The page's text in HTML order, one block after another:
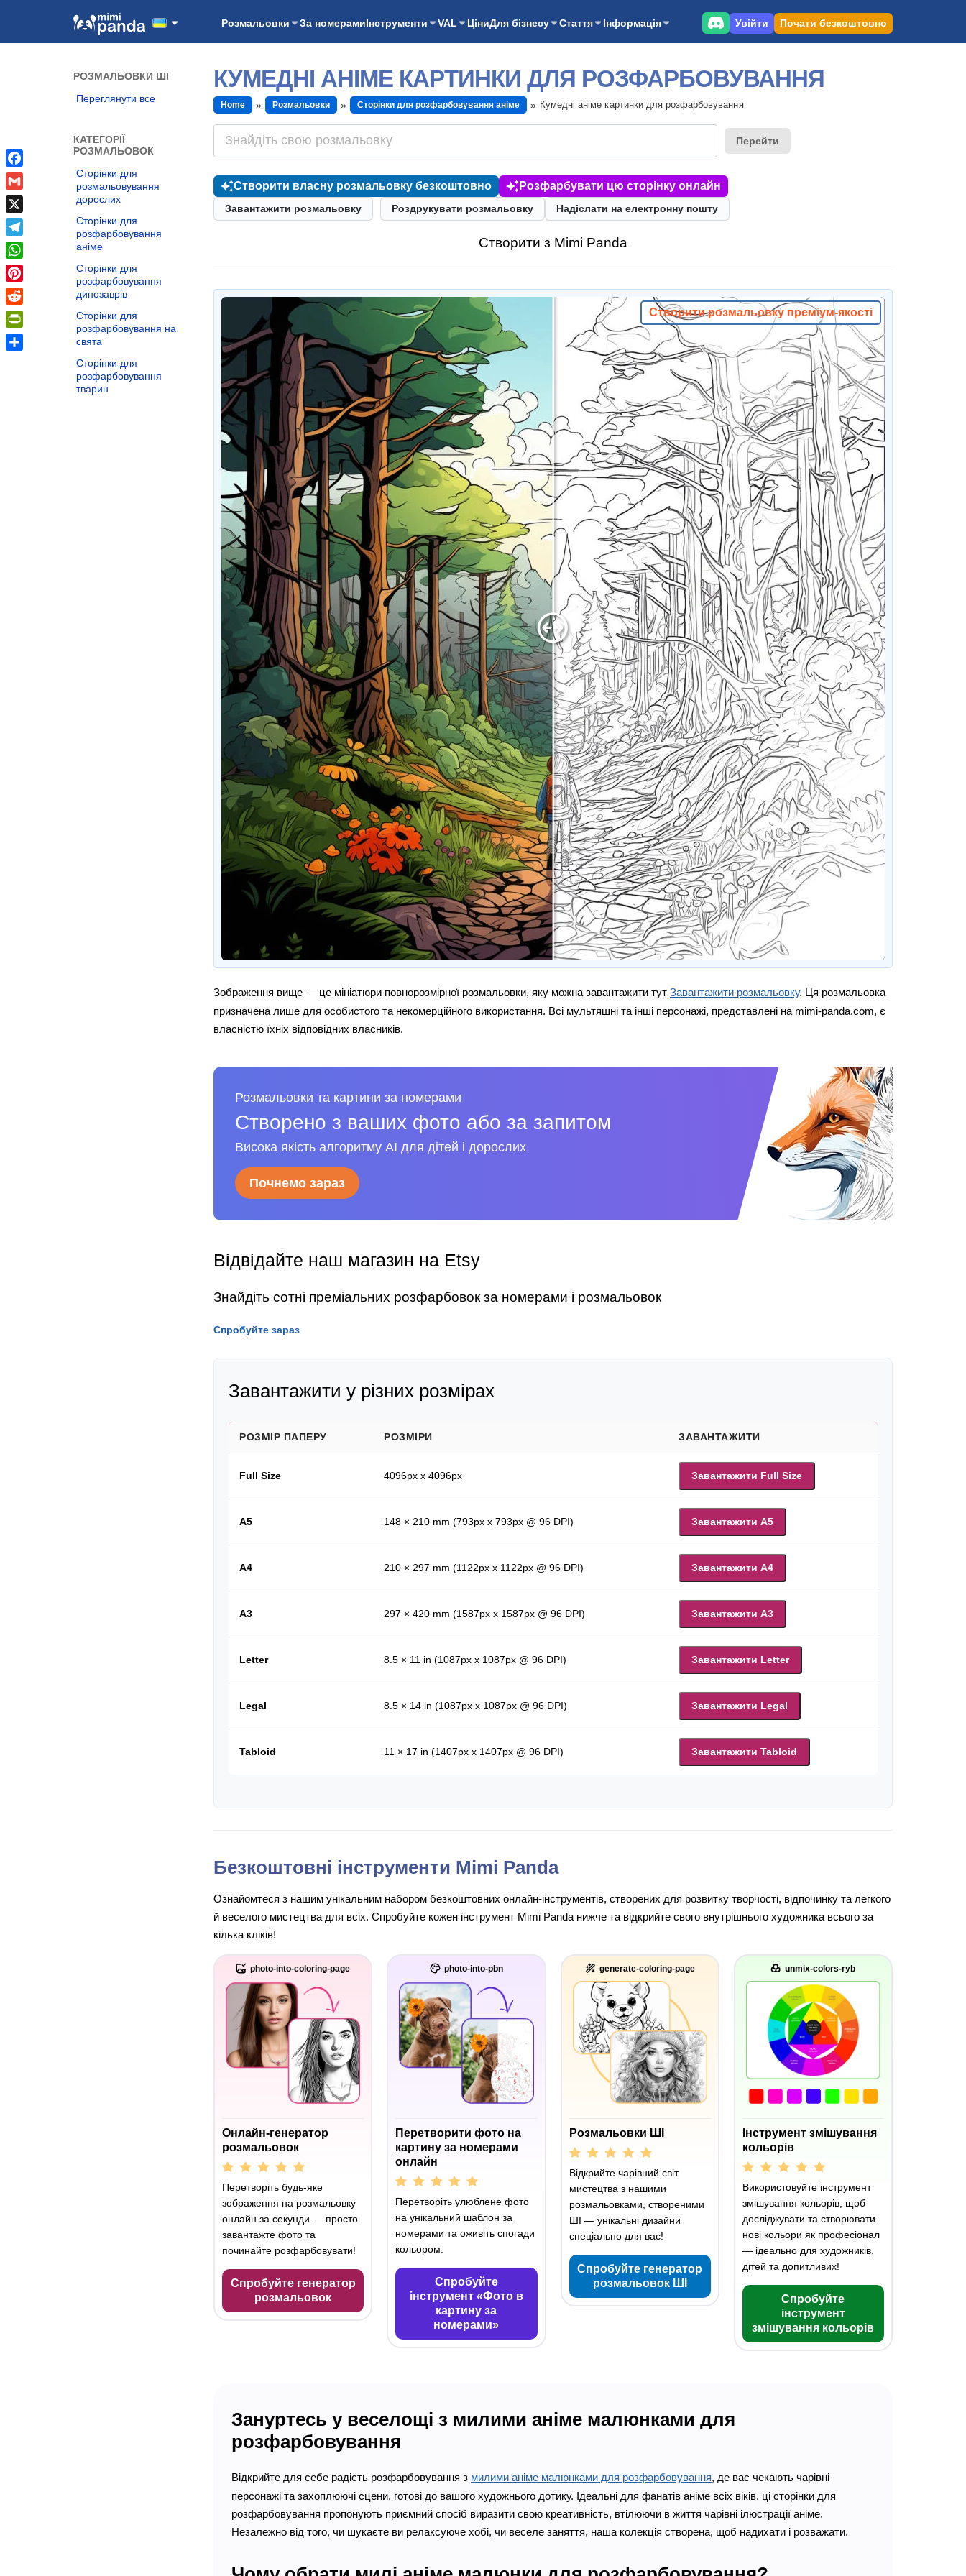
Розмальовки За номерамиІнструменти VAL ЦіниДля бізнесу Стаття Інформація Увійти Почати безкоштовно
РОЗМАЛЬОВКИ ШІ
Переглянути все
КАТЕГОРІЇ
РОЗМАЛЬОВОК
Сторінки для
розмальовування
дорослих
Сторінки для
розфарбовування
аніме
Сторінки для
розфарбовування
динозаврів
Сторінки для
розфарбовування на
свята
Сторінки для
розфарбовування
тварин
КУМЕДНІ АНІМЕ КАРТИНКИ ДЛЯ РОЗФАРБОВУВАННЯ
Home Розмальовки Сторінки для розфарбовування аніме Кумедні аніме картинки для розфарбовування
Перейти
Створити власну розмальовку безкоштовно Розфарбувати цю сторінку онлайн
Завантажити розмальовку Роздрукувати розмальовку Надіслати на електронну пошту
Створити з Mimi Panda
Створити розмальовку преміум-якості
Зображення вище — це мініатюри повнорозмірної розмальовки, яку можна завантажити тут Завантажити розмальовку. Ця розмальовка
призначена лише для особистого та некомерційного використання. Всі мультяшні та інші персонажі, представлені на mimi-panda.com, є
власністю їхніх відповідних власників.
Розмальовки та картини за номерами
Створено з ваших фото або за запитом
Висока якість алгоритму AI для дітей і дорослих
Почнемо зараз
Відвідайте наш магазин на Etsy
Знайдіть сотні преміальних розфарбовок за номерами і розмальовок
Спробуйте зараз
Завантажити у різних розмірах
РОЗМІР ПАПЕРУ РОЗМІРИ ЗАВАНТАЖИТИ
Full Size 4096px x 4096px Завантажити Full Size
A5 148 × 210 mm (793px x 793px @ 96 DPI) Завантажити A5
A4 210 × 297 mm (1122px x 1122px @ 96 DPI) Завантажити A4
A3 297 × 420 mm (1587px x 1587px @ 96 DPI) Завантажити A3
Letter 8.5 × 11 in (1087px x 1087px @ 96 DPI) Завантажити Letter
Legal 8.5 × 14 in (1087px x 1087px @ 96 DPI) Завантажити Legal
Tabloid 11 × 17 in (1407px x 1407px @ 96 DPI) Завантажити Tabloid
Безкоштовні інструменти Mimi Panda
Ознайомтеся з нашим унікальним набором безкоштовних онлайн-інструментів, створених для розвитку творчості, відпочинку та легкого
й веселого мистецтва для всіх. Спробуйте кожен інструмент Mimi Panda нижче та відкрийте свого внутрішнього художника всього за
кілька кліків!
photo-into-coloring-page
Онлайн-генератор
розмальовок
Перетворіть будь-яке
зображення на розмальовку
онлайн за секунди — просто
завантажте фото та
починайте розфарбовувати!
Спробуйте генератор
розмальовок
photo-into-pbn
Перетворити фото на
картину за номерами
онлайн
Перетворіть улюблене фото
на унікальний шаблон за
номерами та оживіть спогади
кольором.
Спробуйте
інструмент «Фото в
картину за
номерами»
generate-coloring-page
Розмальовки ШІ
Відкрийте чарівний світ
мистецтва з нашими
розмальовками, створеними
ШІ — унікальні дизайни
спеціально для вас!
Спробуйте генератор
розмальовок ШІ
unmix-colors-ryb
Інструмент змішування
кольорів
Використовуйте інструмент
змішування кольорів, щоб
досліджувати та створювати
нові кольори як професіонал
— ідеально для художників,
дітей та допитливих!
Спробуйте
інструмент
змішування кольорів
Зануртесь у веселощі з милими аніме малюнками для
розфарбовування
Відкрийте для себе радість розфарбовування з милими аніме малюнками для розфарбовування, де вас чекають чарівні
персонажі та захоплюючі сцени, готові до вашого художнього дотику. Ідеальні для фанатів аніме всіх віків, ці сторінки для
розфарбовування пропонують приємний спосіб виразити свою креативність, втілюючи в життя чарівні ілюстрації аніме.
Незалежно від того, чи шукаєте ви релаксуюче хобі, чи веселе заняття, наша колекція створена, щоб надихати і розважати.
Facebook
Gmail
X
Telegram
WhatsApp
Pinterest
Reddit
PrintFriendly